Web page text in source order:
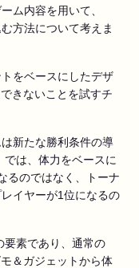
ム内容を用いて、
方法について考えま
をベースにしたデザ
きないことを試すチ
新たな勝利条件の導
では、体力をベースに
るのではなく、トーナ
イヤーが1位になるの
要素であり、通常の
＆ガジェットから体